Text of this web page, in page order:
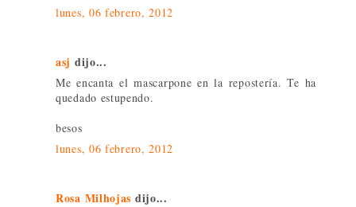
lunes, 06 febrero, 2012
asj dijo...
Me encanta el mascarpone en la repostería. Te ha
quedado estupendo.
besos
lunes, 06 febrero, 2012
Rosa Milhojas dijo...